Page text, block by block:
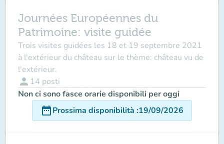
Journées Européennes du
Patrimoine: visite guidée
Trois visites guidées les 18 et 19 septembre 2021
à l'extérieur du château sur le thème: château vu de
l'extérieur.
person 14 posti
Non ci sono fasce orarie disponibili per oggi
date_rangeProssima disponibilità :19/09/2026